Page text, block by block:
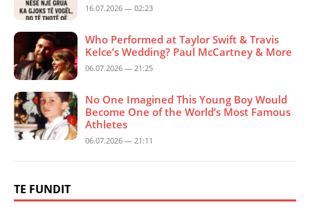
16.07.2026 — 02:23
Who Performed at Taylor Swift & Travis
Kelce’s Wedding? Paul McCartney & More
06.07.2026 — 21:25
No One Imagined This Young Boy Would
Become One of the World’s Most Famous
Athletes
06.07.2026 — 21:11
TE FUNDIT